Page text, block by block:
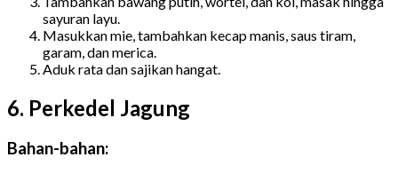
sayuran layu.
Masukkan mie, tambahkan kecap manis, saus tiram,
garam, dan merica.
Aduk rata dan sajikan hangat.
6. Perkedel Jagung
Bahan-bahan: